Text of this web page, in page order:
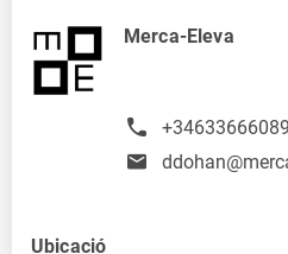
Merca-Eleva
+34633666089
Ubicació